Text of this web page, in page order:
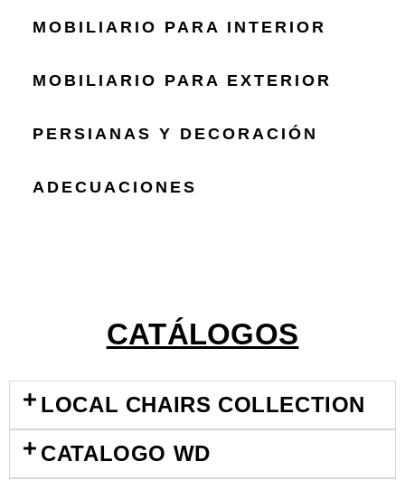
MOBILIARIO PARA INTERIOR
MOBILIARIO PARA EXTERIOR
PERSIANAS Y DECORACIÓN
ADECUACIONES
CATÁLOGOS
LOCAL CHAIRS COLLECTION
CATALOGO WD